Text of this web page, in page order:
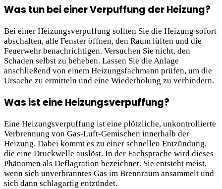
Was tun bei einer Verpuffung der Heizung?
Bei einer Heizungsverpuffung sollten Sie die Heizung sofort
abschalten, alle Fenster öffnen, den Raum lüften und die
Feuerwehr benachrichtigen. Versuchen Sie nicht, den
Schaden selbst zu beheben. Lassen Sie die Anlage
anschließend von einem Heizungsfachmann prüfen, um die
Ursache zu ermitteln und eine Wiederholung zu verhindern.
Was ist eine Heizungsverpuffung?
Eine Heizungsverpuffung ist eine plötzliche, unkontrollierte
Verbrennung von Gas-Luft-Gemischen innerhalb der
Heizung. Dabei kommt es zu einer schnellen Entzündung,
die eine Druckwelle auslöst. In der Fachsprache wird dieses
Phänomen als Deflagration bezeichnet. Sie entsteht meist,
wenn sich unverbranntes Gas im Brennraum ansammelt und
sich dann schlagartig entzündet.